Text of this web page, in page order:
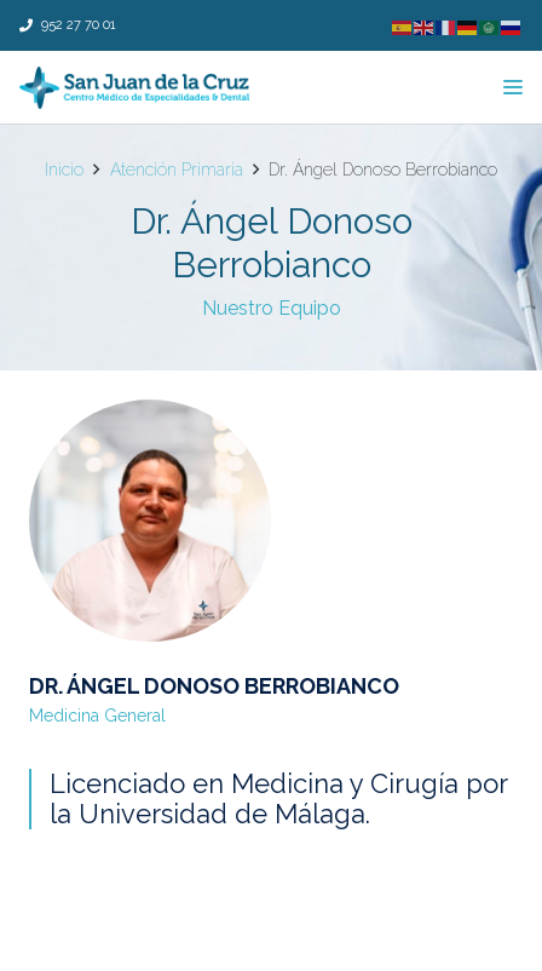
952 27 70 01
Inicio Atención Primaria Dr. Ángel Donoso Berrobianco
Dr. Ángel Donoso
Berrobianco
Nuestro Equipo
DR. ÁNGEL DONOSO BERROBIANCO
Medicina General
Licenciado en Medicina y Cirugía por
la Universidad de Málaga.